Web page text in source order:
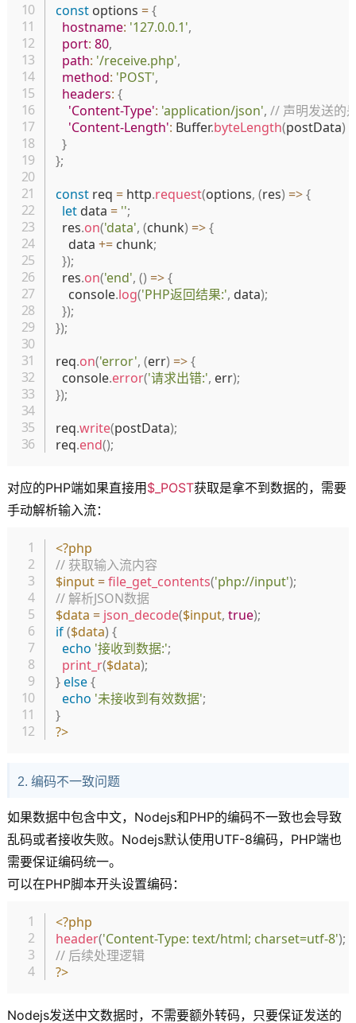
const options ={
hostname: '127.0.0.1',
port: 80,
path: '/receive.php',
method: 'POST',
headers: {
'Content-Type': 'application/json', // 声明发送的
'Content-Length': Buffer.byteLength(postData)
}
};
const req = http.request(options, (res) =>{
let data = '';
  res
.on('data', (chunk) =>{
    data
+= chunk;
});
  res
.on('end', () =>{
    console
.log('PHP返回结果:', data);
});
});
req.on('error', (err) =>{
  console
.error('请求出错:', err);
});
req.write(postData);
req.end();
对应的PHP端如果直接用$_POST获取是拿不到数据的，需要
手动解析输入流：
<?php
// 获取输入流内容
$input =file_get_contents('php://input');
// 解析JSON数据
$data = json_decode($input, true);
if($data) {
echo '接收到数据:';
print_r($data);
}else{
echo '未接收到有效数据';
}
?>
2. 编码不一致问题
如果数据中包含中文，Nodejs和PHP的编码不一致也会导致
乱码或者接收失败。Nodejs默认使用UTF-8编码，PHP端也
需要保证编码统一。
可以在PHP脚本开头设置编码：
<?php
header('Content-Type: text/html; charset=utf-8');
// 后续处理逻辑
?>
Nodejs发送中文数据时，不需要额外转码，只要保证发送的